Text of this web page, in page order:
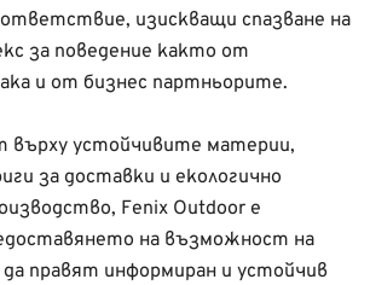
изискващи спазване на
за поведение както от
и от бизнес партньорите.
върху устойчивите материи,
за доставки и екологично
Fenix Outdoor е
на възможност на
правят информиран и устойчив